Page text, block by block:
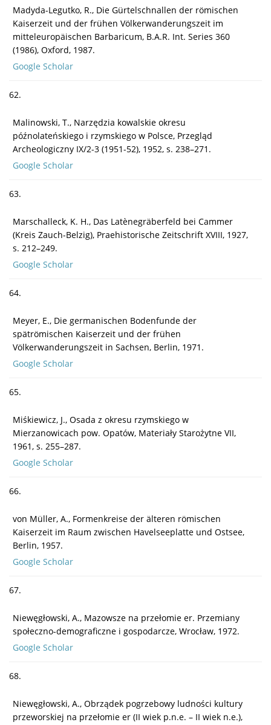
Madyda-Legutko, R., Die Gürtelschnallen der römischen
Kaiserzeit und der frühen Völkerwanderungszeit im
mitteleuropäischen Barbaricum, B.A.R. Int. Series 360
(1986), Oxford, 1987.
Google Scholar
62.
Malinowski, T., Narzędzia kowalskie okresu
późnolateńskiego i rzymskiego w Polsce, Przegląd
Archeologiczny IX/2-3 (1951-52), 1952, s. 238–271.
Google Scholar
63.
Marschalleck, K. H., Das Latènegräberfeld bei Cammer
(Kreis Zauch-Belzig), Praehistorische Zeitschrift XVIII, 1927,
s. 212–249.
Google Scholar
64.
Meyer, E., Die germanischen Bodenfunde der
spätrömischen Kaiserzeit und der frühen
Völkerwanderungszeit in Sachsen, Berlin, 1971.
Google Scholar
65.
Miśkiewicz, J., Osada z okresu rzymskiego w
Mierzanowicach pow. Opatów, Materiały Starożytne VII,
1961, s. 255–287.
Google Scholar
66.
von Müller, A., Formenkreise der älteren römischen
Kaiserzeit im Raum zwischen Havelseeplatte und Ostsee,
Berlin, 1957.
Google Scholar
67.
Niewęgłowski, A., Mazowsze na przełomie er. Przemiany
społeczno-demograficzne i gospodarcze, Wrocław, 1972.
Google Scholar
68.
Niewęgłowski, A., Obrządek pogrzebowy ludności kultury
przeworskiej na przełomie er (II wiek p.n.e. – II wiek n.e.),